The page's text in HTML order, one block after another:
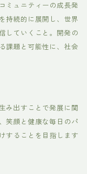
ミュニティーの成長発
持続的に展開し、世界
していくこと。開発の
課題と可能性に、社会
み出すことで発展に関
笑顔と健康な毎日のパ
することを目指します